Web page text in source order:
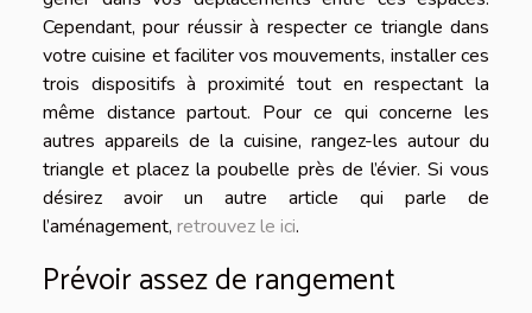
Cependant, pour réussir à respecter ce triangle dans
votre cuisine et faciliter vos mouvements, installer ces
trois dispositifs à proximité tout en respectant la
même distance partout. Pour ce qui concerne les
autres appareils de la cuisine, rangez-les autour du
triangle et placez la poubelle près de l’évier. Si vous
désirez avoir un autre article qui parle de
l’aménagement, retrouvez le ici.
Prévoir assez de rangement